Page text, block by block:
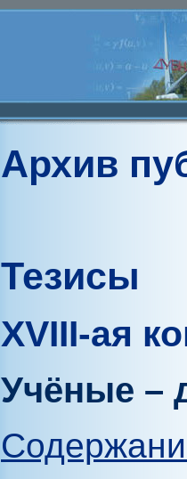
Архив
Тезисы
XVIII-ая
Учёные –